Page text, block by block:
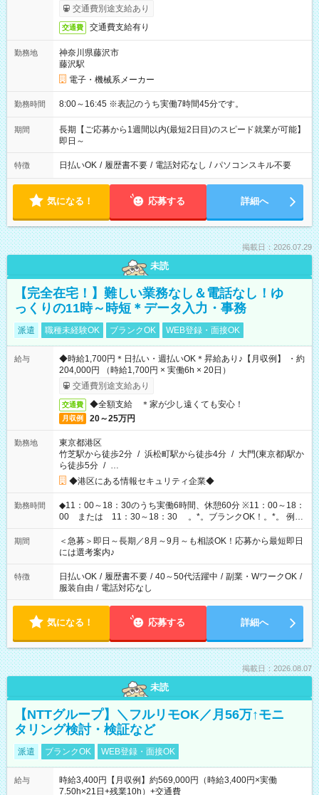
交通費別途支給あり
交通費 交通費支給有り
勤務地
神奈川県藤沢市
藤沢駅
電子・機械系メーカー
勤務時間 8:00～16:45 ※表記のうち実働7時間45分です。
期間
長期【ご応募から1週間以内(最短2日目)のスピード就業が可能】
即日～
特徴 日払いOK / 履歴書不要 / 電話対応なし / パソコンスキル不要
気になる！ 応募する 詳細へ
掲載日：2026.07.29
未読
【完全在宅！】難しい業務なし＆電話なし！ゆ
っくりの11時～時短＊データ入力・事務
派遣 職種未経験OK ブランクOK WEB登録・面接OK
給与
◆時給1,700円＊日払い・週払いOK＊昇給あり♪【月収例】 ・約
204,000円 （時給1,700円 × 実働6h × 20日）
交通費別途支給あり
交通費 ◆全額支給 ＊家が少し遠くても安心！
月収例 20～25万円
勤務地
東京都港区
竹芝駅から徒歩2分 / 浜松町駅から徒歩4分 / 大門(東京都)駅か
ら徒歩5分 / …
◆港区にある情報セキュリティ企業◆
勤務時間
◆11：00～18：30のうち実働6時間、休憩60分 ※11：00～18：
00 または 11：30～18：30 。*。ブランクOK！。*。 例え
ば前職が、 在宅/財団法人/事務/コールセンター/受付/販売/カフェ
スタッフ スイーツ販売/ホテルフロント/化粧品販売/など 様々な
業界から入社して活躍されています♪
期間
＜急募＞即日～長期／8月～9月～も相談OK！応募から最短即日
には選考案内♪
特徴 日払いOK / 履歴書不要 / 40～50代活躍中 / 副業・WワークOK /
服装自由 / 電話対応なし
気になる！ 応募する 詳細へ
掲載日：2026.08.07
未読
【NTTグループ】＼フルリモOK／月56万↑モニ
タリング検討・検証など
派遣 ブランクOK WEB登録・面接OK
給与
時給3,400円【月収例】約569,000円（時給3,400円×実働
7.50h×21日+残業10h）+交通費